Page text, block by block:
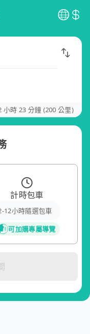
小時 23 分鐘 (200 公里)
計時包車
12小時隨選包車
可加購專屬導覽